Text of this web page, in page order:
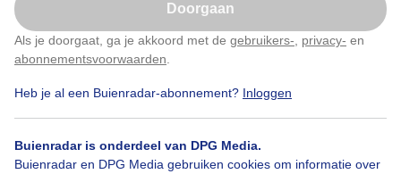
Doorgaan
Als je doorgaat, ga je akkoord met de gebruikers- privacy- en
abonnementsvoorwaarden
Heb je al een Buienradar-abonnement? Inloggen
Buienradar is onderdeel van DPG Media.
Buienradar en DPG Media gebruiken cookies om informatie over
Bekijk slideshow
Klik hierom dit aan te passen